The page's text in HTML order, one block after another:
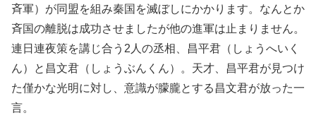
斉軍）が同盟を組み秦国を滅ぼしにかかります。なんとか
斉国の離脱は成功させましたが他の進軍は止まりません。
連日連夜策を講じ合う2人の丞相、昌平君（しょうへいく
ん）と昌文君（しょうぶんくん）。天才、昌平君が見つけ
た僅かな光明に対し、意識が朦朧とする昌文君が放った一
言。